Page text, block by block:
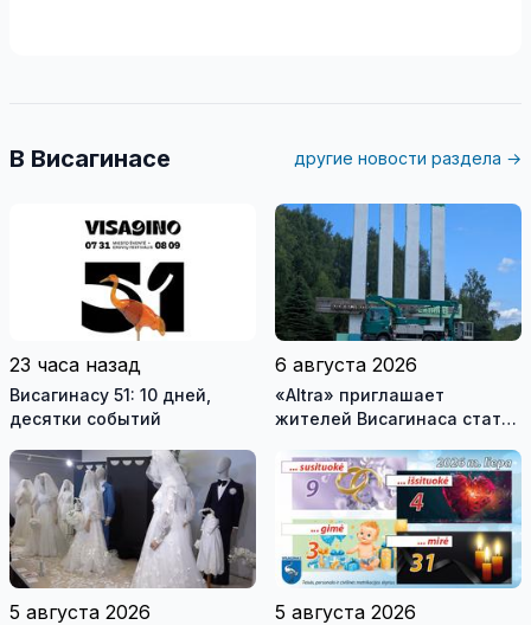
В Висагинасе другие новости раздела →
23 часа назад
Висагинасу 51: 10 дней,
десятки событий
6 августа 2026
«Altra» приглашает
жителей Висагинаса стать
обновлённой стелы
5 августа 2026 5 августа 2026